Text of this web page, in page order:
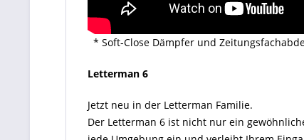
* Soft-Close Dämpfer und
Letterman 6
Jetzt neu in der Letterman Familie.
Der Letterman 6 ist nicht nur ein